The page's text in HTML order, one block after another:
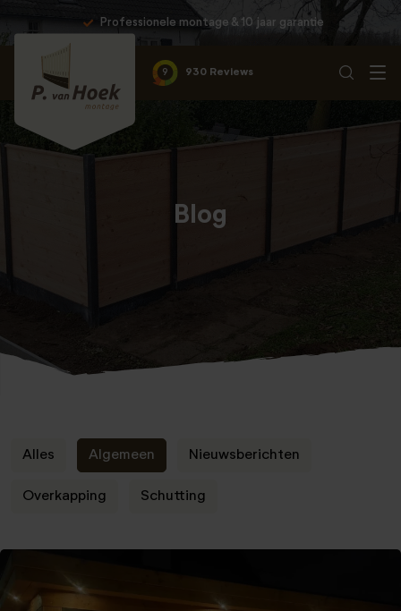
Professionele montage & 10 jaar garantie
9 930 Reviews
Blog
Alles Algemeen Nieuwsberichten
Overkapping Schutting